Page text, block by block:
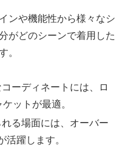
ンや機能性から様々なシ
がどのシーンで着用した
。
ーディネートには、ロ
ットが最適。
る場面には、オーバー
活躍します。